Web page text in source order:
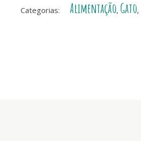
e
Categorias: Alimentação, Gato,